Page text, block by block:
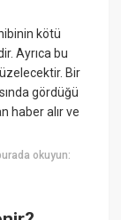
kötü
Ayrıca bu
Bir
gördüğü
haber alır ve
okuyun: